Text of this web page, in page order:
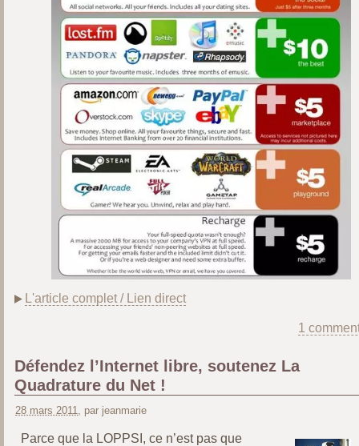
L'article complet / Lien direct
1
Défendez l’Internet libre, soutenez La
Quadrature du Net !
28 mars 2011, par jeanmarie
Parce que la LOPPSI, ce n’est pas que